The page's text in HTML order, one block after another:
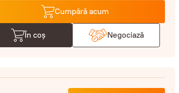
Cumpără acum
În coș Negociază